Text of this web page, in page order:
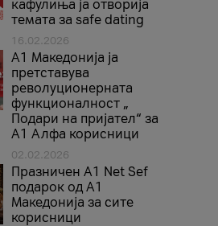
кафулиња ја отворија
темата за safe dating
16.02.2026
А1 Македонија ја
претставува
револуционерната
функционалност „
Подари на пријател“ за
А1 Алфа корисници
02.02.2026
Празничен A1 Net Sеf
подарок од А1
Македонија за сите
корисници